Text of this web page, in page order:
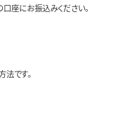
座にお振込みください。
です。